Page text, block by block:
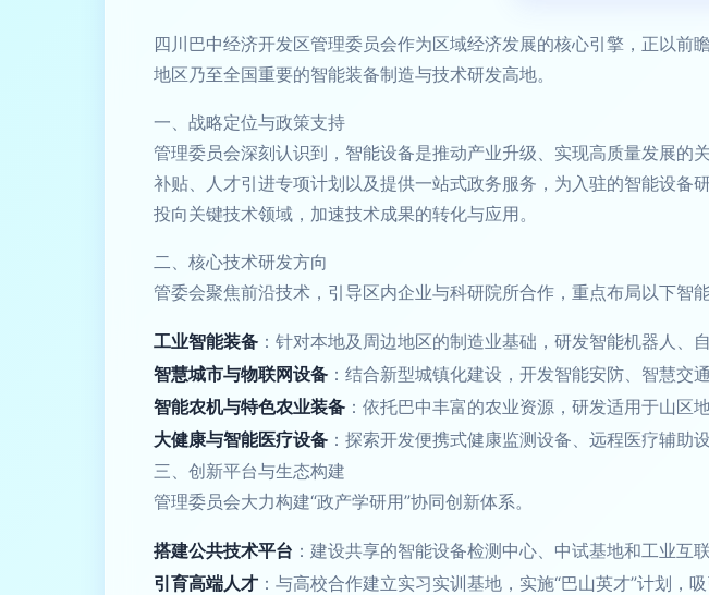
四川巴中经济开发区管理委员会作为区域经济发展的核心引擎，正以
地区乃至全国重要的智能装备制造与技术研发高地。
一、战略定位与政策支持
管理委员会深刻认识到，智能设备是推动产业升级、实现高质量发展
补贴、人才引进专项计划以及提供一站式政务服务，为入驻的智能设
投向关键技术领域，加速技术成果的转化与应用。
二、核心技术研发方向
管委会聚焦前沿技术，引导区内企业与科研院所合作，重点布局以下智
工业智能装备 ：针对本地及周边地区的制造业基础，研发智能机器人、
智慧城市与物联网设备 ：结合新型城镇化建设，开发智能安防、智慧交
智能农机与特色农业装备 ：依托巴中丰富的农业资源，研发适用于山区
大健康与智能医疗设备 ：探索开发便携式健康监测设备、远程医疗辅助
三、创新平台与生态构建
管理委员会大力构建“政产学研用”协同创新体系。
搭建公共技术平台 ：建设共享的智能设备检测中心、中试基地和工业互
引育高端人才 ：与高校合作建立实习实训基地，实施“巴山英才”计划，